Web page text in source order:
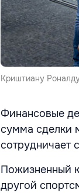
Криштиану
Финансовые
сумма сделки
сотрудничает
Пожизненный
другой